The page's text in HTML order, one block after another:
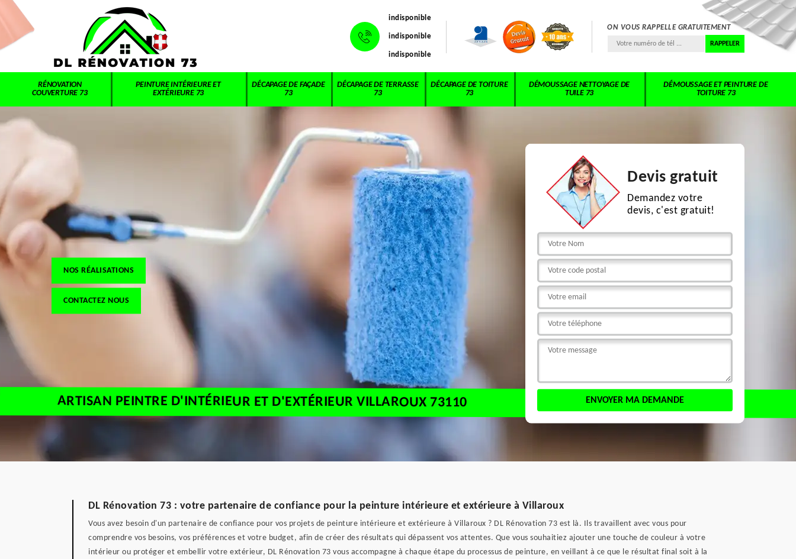
indisponible
indisponible
indisponible
ON VOUS RAPPELLE GRATUITEMENT
RÉNOVATION
COUVERTURE 73
PEINTURE INTÉRIEURE ET
EXTÉRIEURE 73
DÉCAPAGE DE FAÇADE
73
DÉCAPAGE DE TERRASSE
73
DÉCAPAGE DE TOITURE
73
DÉMOUSSAGE NETTOYAGE DE
TUILE 73
DÉMOUSSAGE ET PEINTURE DE
TOITURE 73
NOS RÉALISATIONS
CONTACTEZ NOUS
Devis gratuit
Demandez votre
devis, c'est gratuit!
ARTISAN PEINTRE D'INTÉRIEUR ET D'EXTÉRIEUR VILLAROUX 73110
DL Rénovation 73 : votre partenaire de confiance pour la peinture intérieure et extérieure à Villaroux
Vous avez besoin d'un partenaire de confiance pour vos projets de peinture intérieure et extérieure à Villaroux ? DL Rénovation 73 est là. Ils travaillent avec vous pour
comprendre vos besoins, vos préférences et votre budget, afin de créer des résultats qui dépassent vos attentes. Que vous souhaitiez ajouter une touche de couleur à votre
intérieur ou protéger et embellir votre extérieur, DL Rénovation 73 vous accompagne à chaque étape du processus de peinture, en veillant à ce que le résultat final soit à la